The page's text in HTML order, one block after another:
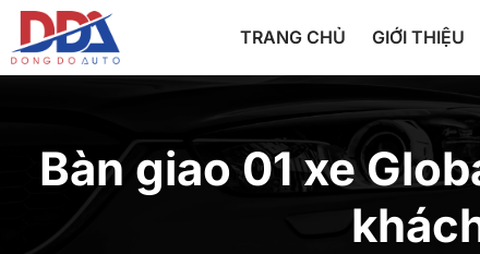
TRANG CHỦ GIỚI THIỆU
Bàn giao 01 xe